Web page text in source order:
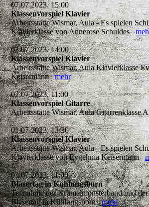
07.07.2023, 15:00
Klassenvorspiel Klavier
Arbeitsstätte Wismar, Aula - Es spielen
Klavierklasse von Annerose Schuldes
02.07.2023, 14:00
Klassenvorspiel Klavier
Arbeitsstätte Wismar, Aula Klavierklasse
Keisermannmehr
02.07.2023, 11:00
Klassenvorspiel Gitarre
Arbeitsstätte Wismar, Aula
01.07.2023, 13:30
Klassenvorspiel Klavier
Arbeitsstätte Wismar, Aula - Es spielen
Klavierklasse von Evgehnia Keisermann
01.07.2023, 11:00
Bläsertag in Kühlungsborn
Teilnahme der Krümelmonsterband und
Bläsertag in Kühlungsbornmehr